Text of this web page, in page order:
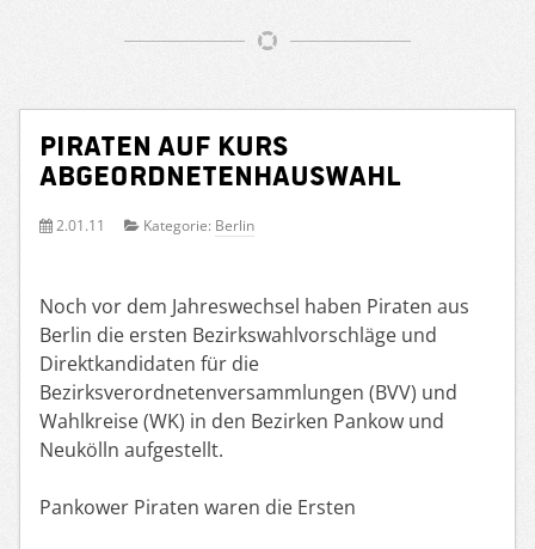
Piraten auf Kurs
Abgeordnetenhauswahl
2.01.11 Kategorie: Berlin
Noch vor dem Jahreswechsel haben Piraten aus
Berlin die ersten Bezirkswahlvorschläge und
Direktkandidaten für die
Bezirksverordnetenversammlungen (BVV) und
Wahlkreise (WK) in den Bezirken Pankow und
Neukölln aufgestellt.
Pankower Piraten waren die Ersten